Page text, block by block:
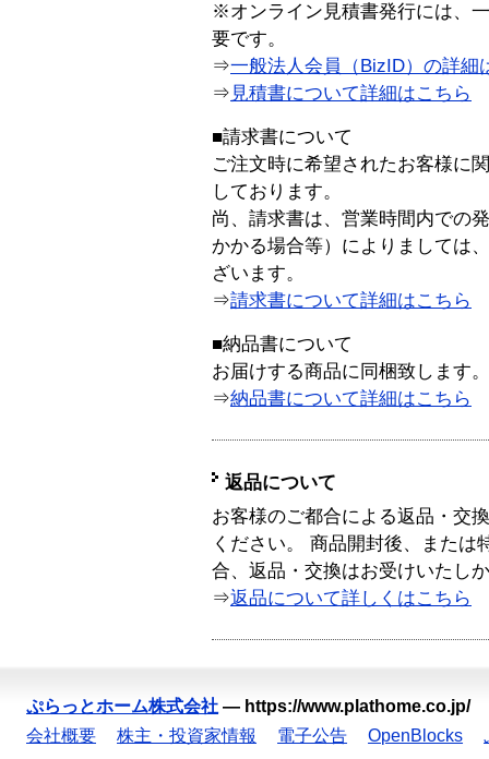
※オンライン見積書発行には、
要です。
⇒一般法人会員（BizID）の詳細
⇒ 見積書について詳細はこちら
■請求書について
ご注文時に希望されたお客様に
しております。
尚、請求書は、営業時間内での
かかる場合等）によりましては
ざいます。
⇒請求書について詳細はこちら
■納品書について
お届けする商品に同梱致します。
⇒納品書について詳細はこちら
返品について
お客様のご都合による返品・交
ください。 商品開封後、または
合、返品・交換はお受けいたし
⇒返品について詳しくはこちら
ぷらっとホーム株式会社 — https://www.plathome.co.jp/
会社概要
株主・投資家情報 電子公告 OpenBlocks